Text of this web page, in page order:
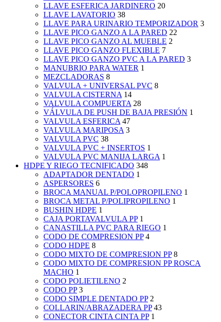
LLAVE ESFERICA JARDINERO 20
LLAVE LAVATORIO 38
LLAVE PARA URINARIO TEMPORIZADOR 3
LLAVE PICO GANZO A LA PARED 22
LLAVE PICO GANZO AL MUEBLE 2
LLAVE PICO GANZO FLEXIBLE 7
LLAVE PICO GANZO PVC A LA PARED 3
MANUBRIO PARA WATER 1
MEZCLADORAS 8
VALVULA + UNIVERSAL PVC 8
VALVULA CISTERNA 14
VALVULA COMPUERTA 28
VÁLVULA DE PUSH DE BAJA PRESIÓN 1
VALVULA ESFERICA 47
VALVULA MARIPOSA 3
VALVULA PVC 38
VALVULA PVC + INSERTOS 1
VALVULA PVC MANIJA LARGA 1
HDPE Y RIEGO TECNIFICADO 348
ADAPTADOR DENTADO 1
ASPERSORES 6
BROCA MANUAL P/POLOPROPILENO 1
BROCA METAL P/POLIPROPILENO 1
BUSHIN HDPE 1
CAJA PORTAVALVULA PP 1
CANASTILLA PVC PARA RIEGO 1
CODO DE COMPRESION PP 4
CODO HDPE 8
CODO MIXTO DE COMPRESION PP 8
CODO MIXTO DE COMPRESION PP ROSCA
MACHO 1
CODO POLIETILENO 2
CODO PP 3
CODO SIMPLE DENTADO PP 2
COLLARIN/ABRAZADERA PP 43
CONECTOR CINTA CINTA PP 1